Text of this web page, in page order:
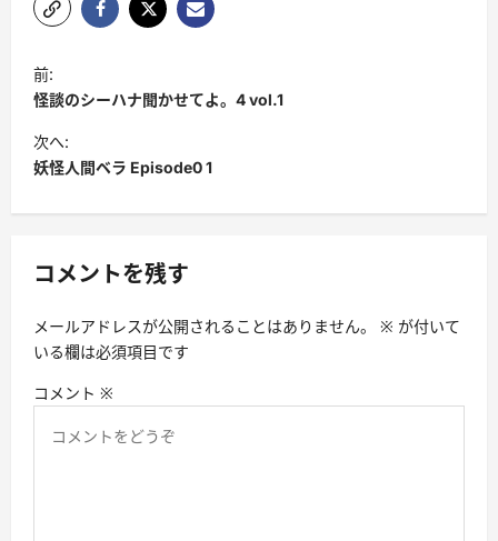
投
稿
ナ
ビ
シ
ン
前:
怪談のシーハナ聞かせてよ。4 vol.1
次へ:
妖怪人間ベラ Episode0 1
コメントを残す
メールアドレスが公開されることはありません。 ※ が付いて
いる欄は必須項目です
コメント ※